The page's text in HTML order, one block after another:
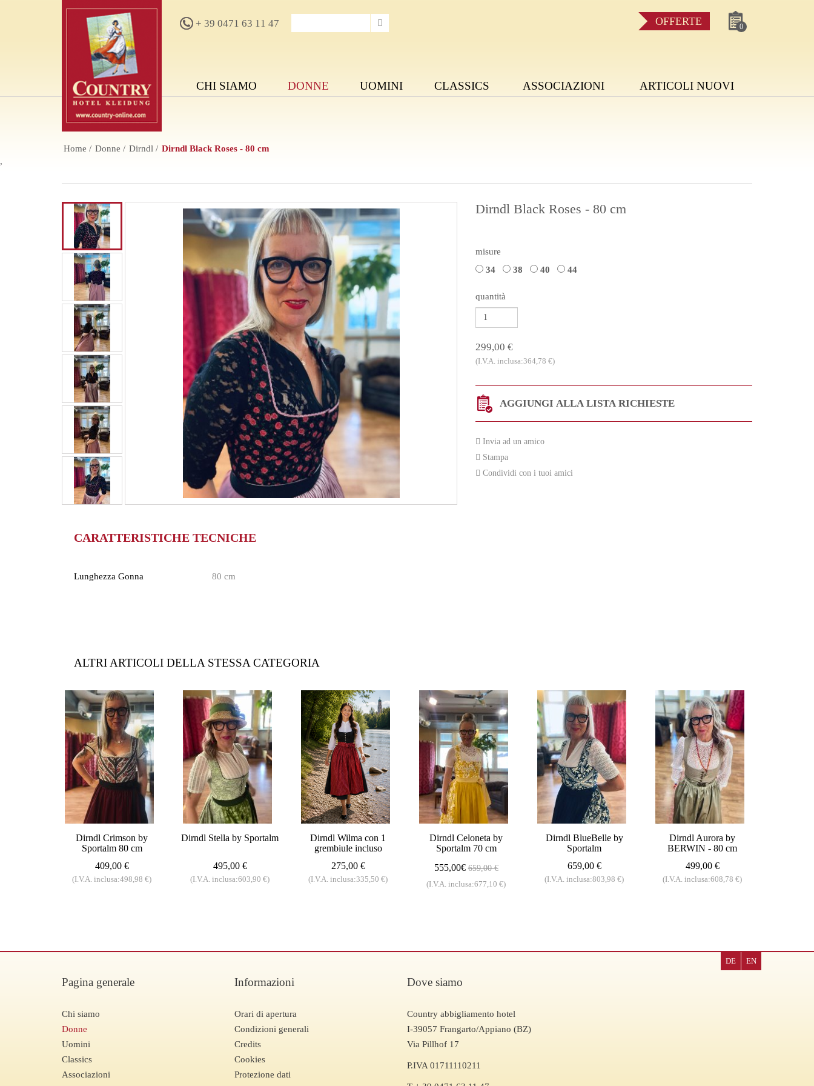
+ 39 0471 63 11 47 OFFERTE 0
CHI SIAMO DONNE UOMINI CLASSICS ASSOCIAZIONI ARTICOLI NUOVI
Home Donne Dirndl
Dirndl Black Roses - 80 cm
,
Dirndl Black Roses - 80 cm
misure
34
38 40 44
quantità
299,00 €
(I.V.A. inclusa:364,78 €)
AGGIUNGI ALLA LISTA RICHIESTE
Invia ad un amico
Stampa
Condividi con i tuoi amici
CARATTERISTICHE TECNICHE
Lunghezza Gonna 80 cm
ALTRI ARTICOLI DELLA STESSA CATEGORIA
Dirndl Crimson by
Sportalm 80 cm
409,00 €
(I.V.A. inclusa:498,98 €)
Dirndl Stella by Sportalm
495,00 €
(I.V.A. inclusa:603,90 €)
Dirndl Wilma con 1
grembiule incluso
275,00 €
(I.V.A. inclusa:335,50 €)
Dirndl Celoneta by
Sportalm 70 cm
555,00€ 659,00 €
(I.V.A. inclusa:677,10 €)
Dirndl BlueBelle by
Sportalm
659,00 €
(I.V.A. inclusa:803,98 €)
Dirndl Aurora by
BERWIN - 80 cm
499,00 €
(I.V.A. inclusa:608,78 €)
DE EN
Pagina generale
Chi siamo
Donne
Uomini
Classics
Associazioni
Informazioni
Orari di apertura
Condizioni generali
Credits
Cookies
Protezione dati
Dove siamo
Country abbigliamento hotel
I-39057 Frangarto/Appiano (BZ)
Via Pillhof 17
P.IVA 01711110211